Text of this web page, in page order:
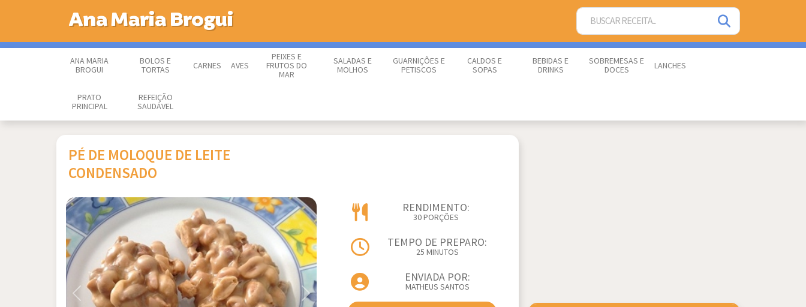
Ana Maria Brogui
ANA MARIA
BROGUI
BOLOS E
TORTAS
CARNES AVES
PEIXES E
FRUTOS DO
MAR
SALADAS E
MOLHOS
GUARNIÇÕES E
PETISCOS
CALDOS E
SOPAS
BEBIDAS E
DRINKS
SOBREMESAS E
DOCES
LANCHES
PRATO
PRINCIPAL
REFEIÇÃO
SAUDÁVEL
PÉ DE MOLOQUE DE LEITE
CONDENSADO
Previous Next
RENDIMENTO:
30 PORÇÕES
TEMPO DE PREPARO:
25 MINUTOS
ENVIADA POR:
MATHEUS SANTOS